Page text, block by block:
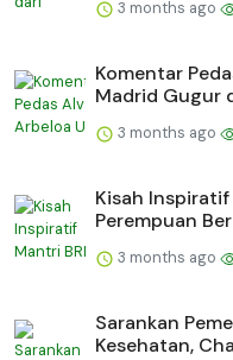
3 months ago
Komentar
Madrid Gugur
3 months ago
Kisah Inspiratif
Perempuan
3 months ago
Sarankan
Kesehatan,